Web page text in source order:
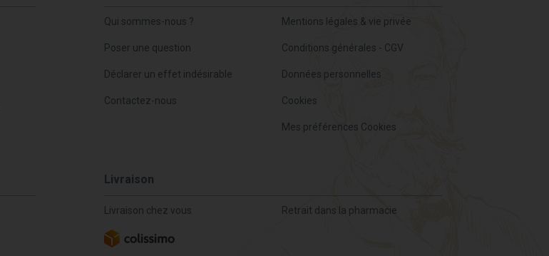
Qui sommes-nous ?
Poser une question
Déclarer un effet indésirable
Contactez-nous
Mentions légales & vie privée
Conditions générales - CGV
Données personnelles
Cookies
Mes préférences Cookies
Livraison
Livraison chez vous Retrait dans la pharmacie